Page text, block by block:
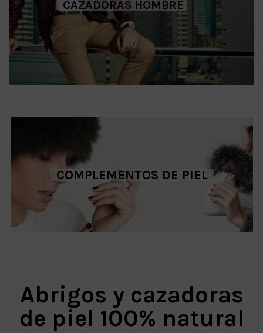
CAZADORAS HOMBRE
COMPLEMENTOS DE PIEL
Abrigos y cazadoras
de piel 100% natural